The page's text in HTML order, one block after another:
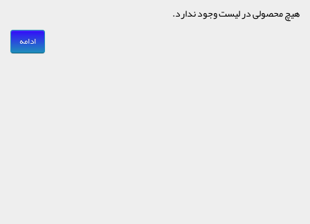
هیچ محصولی در لیست وجود ندارد.
ادامه